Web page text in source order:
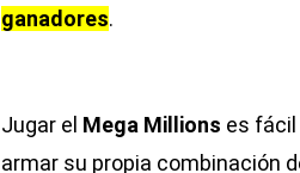
ganadores.
Jugar el Mega Millions es fácil
armar su propia combinación